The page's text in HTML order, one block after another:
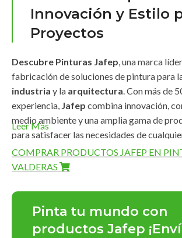
Innovación y Estilo
Proyectos
Descubre Pinturas Jafep, una marca
fabricación de soluciones de pintura para
industria y la arquitectura. Con más de
experiencia, Jafep combina innovación,
medio ambiente y una amplia gama de
para satisfacer las necesidades de
Amplia Gama de
Pinturas Jafepofrece una línea completa
alta calidad que destacan por su
impecablesy fácil aplicación:
Leer Más
COMPRAR PRODUCTOS JAFEP EN
VALDERAS
Pinta tu mundo con
productos Jafep